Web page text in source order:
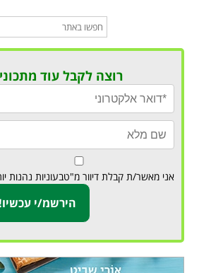
רוצה לקבל עוד
אני מאשר/ת קבלת דיוור מ"טבעוניות נהנות